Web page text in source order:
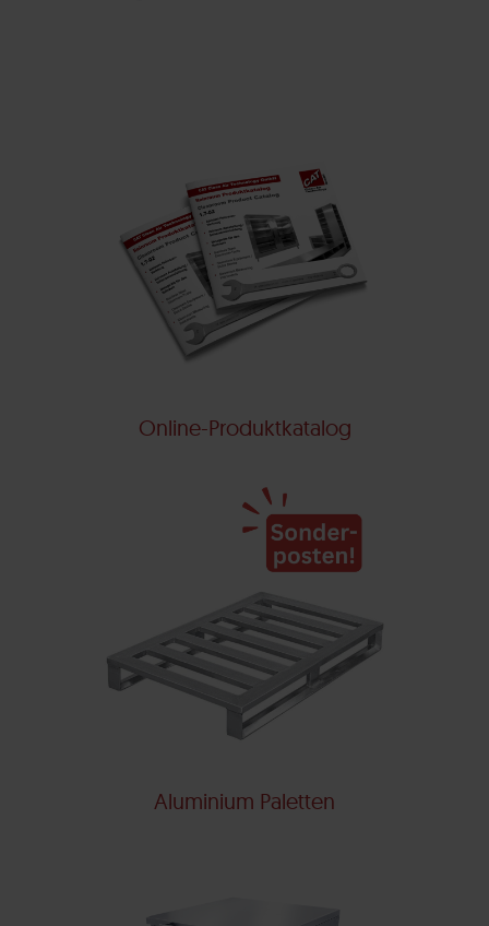
Online-Produktkatalog
Aluminium Paletten